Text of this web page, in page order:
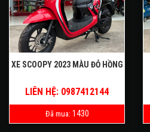
XE SCOOPY 2023 MÀU ĐỎ HỒNG
LIÊN HỆ: 0987412144
Đã mua: 1430